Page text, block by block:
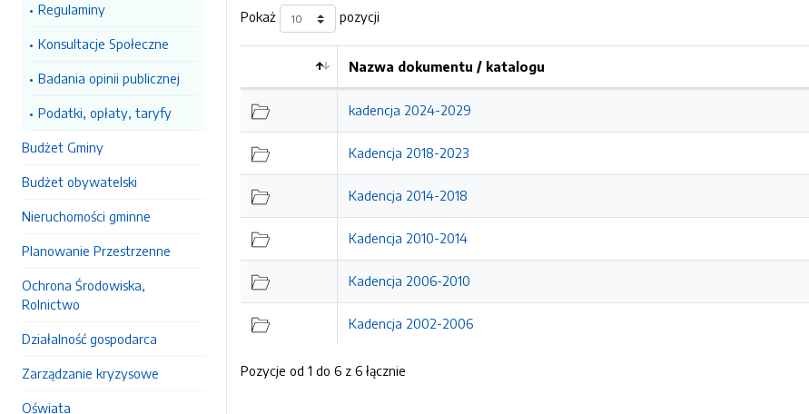
Regulaminy
Konsultacje Społeczne
Badania opinii publicznej
Podatki, opłaty, taryfy
Budżet Gminy
Budżet obywatelski
Nieruchomości gminne
Planowanie Przestrzenne
Ochrona Środowiska,
Rolnictwo
Działalność gospodarca
Zarządzanie kryzysowe
Oświata
Pokaż pozycji
Kolejność
Nazwa dokumentu / katalogu
kadencja 2024-2029
Kadencja 2018-2023
Kadencja 2014-2018
Kadencja 2010-2014
Kadencja 2006-2010
Kadencja 2002-2006
Pozycje od 1 do 6 z 6 łącznie